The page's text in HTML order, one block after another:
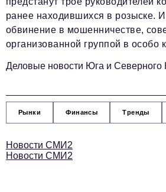
ранее находившихся в розыске.
обвинение в мошенничестве,
организованной группой в особо
Деловые новости Юга и Северного
Рынки Финансы Тренды
Новости СМИ2
Новости СМИ2